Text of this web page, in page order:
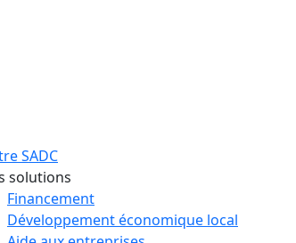
SADC
solutions
Financement
Développement économique local